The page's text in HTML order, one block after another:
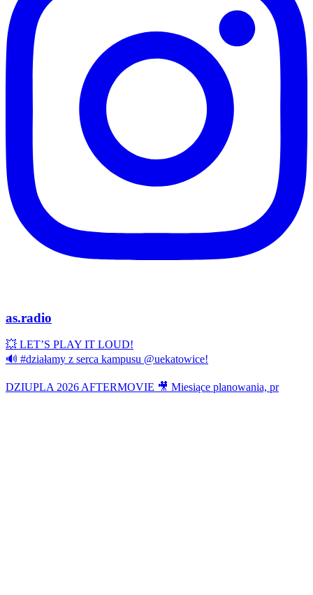
as.radio
💥 LET’S PLAY IT LOUD!
🔊 #działamy z serca kampusu @uekatowice!
DZIUPLA 2026 AFTERMOVIE 🎥 Miesiące planowania, pr